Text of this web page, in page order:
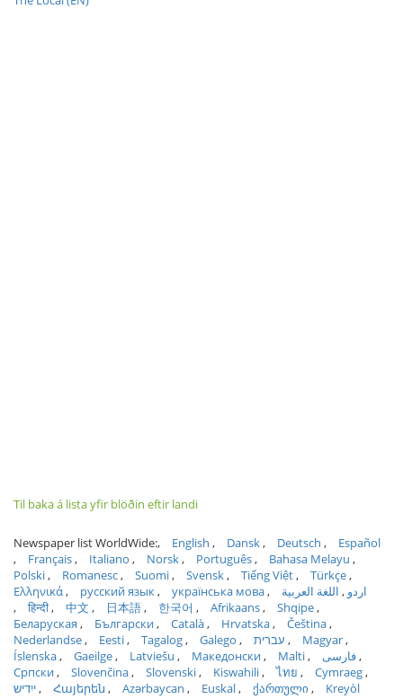
Til baka á lista yfir blöðin eftir landi
Newspaper list WorldWide: English Dansk Deutsch
Español
Français
Italiano Norsk Português
Bahasa Melayu
Polski
Romanesc Suomi Svensk Tiếng Việt
Türkçe
Ελληνικά
русский язык українська мова اردو
اللغة العربية
हिन्दी
中文 日本語 한국어 Afrikaans
Shqipe
Беларуская
Български Català Hrvatska
Čeština
Nederlandse
Eesti Tagalog Galego עברית
Magyar
Íslenska
Gaeilge Latviešu Македонски Malti
فارسی
Српски
Slovenčina Slovenski Kiswahili ไทย
Cymraeg
ייִדיש
Հայերեն Azərbaycan Euskal ქართული
Kreyòl